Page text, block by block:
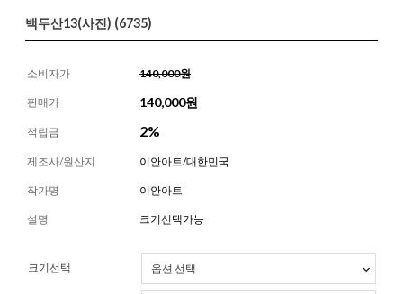
백두산13(사진) (6735)
소비자가 140,000원
판매가 140,000원
적립금 2%
제조사/원산지 이안아트/대한민국
작가명 이안아트
설명 크기선택가능
크기선택